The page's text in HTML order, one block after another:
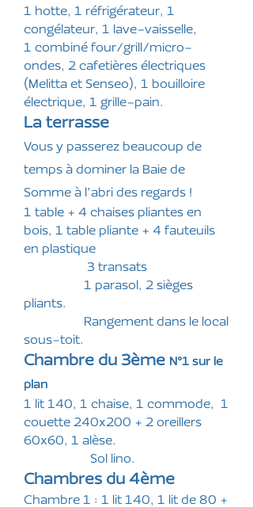
1 hotte, 1 réfrigérateur, 1
congélateur, 1 lave-vaisselle,
1 combiné four/grill/micro-
ondes, 2 cafetières électriques
(Melitta et Senseo), 1 bouilloire
électrique, 1 grille-pain.
La terrasse
Vous y passerez beaucoup de
temps à dominer la Baie de
Somme à l'abri des regards !
1 table + 4 chaises pliantes en
bois, 1 table pliante + 4 fauteuils
en plastique
3 transats
1 parasol, 2 sièges
pliants.
Rangement dans le local
sous-toit.
Chambre du 3ème N°1 sur le
plan
1 lit 140, 1 chaise, 1 commode, 1
couette 240x200 + 2 oreillers
60x60, 1 alèse.
Sol lino.
Chambres du 4ème
Chambre 1 : 1 lit 140, 1 lit de 80 +